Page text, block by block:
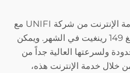
نحن نقترح عليك الاشتراك في خدمة الإنترنت من شركة UNIFI مع
باقة بسرعة 5 ميغا بايت وتكلفة تبلغ 149 رينغيت في الشهر. ويمكن
ولسرعتها العالية جداً من
خدمة الإنترنت هذه،